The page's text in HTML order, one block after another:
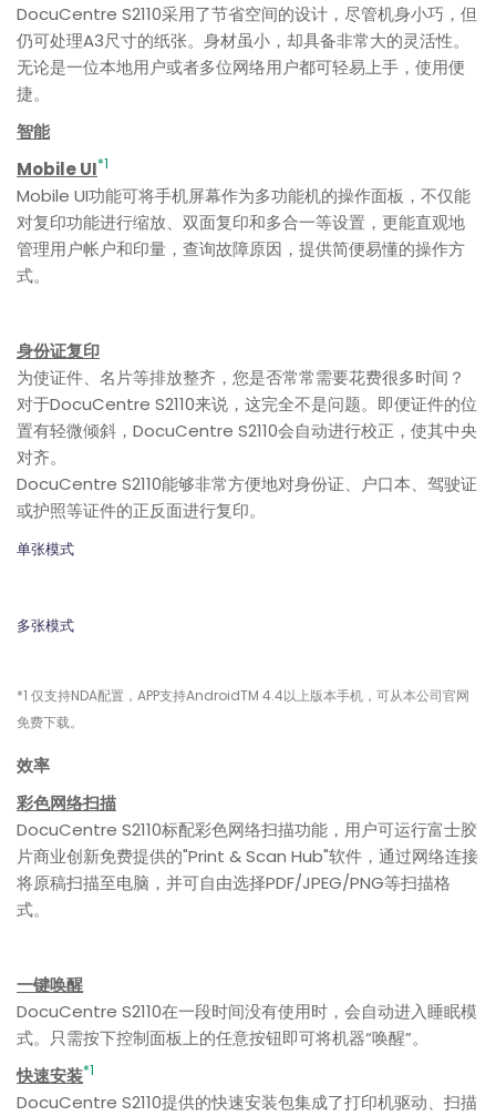
DocuCentre S2110采用了节省空间的设计，尽管机身小巧，但
仍可处理A3尺寸的纸张。身材虽小，却具备非常大的灵活性。
无论是一位本地用户或者多位网络用户都可轻易上手，使用便
捷。
智能
Mobile UI*1
Mobile UI功能可将手机屏幕作为多功能机的操作面板，不仅能
对复印功能进行缩放、双面复印和多合一等设置，更能直观地
管理用户帐户和印量，查询故障原因，提供简便易懂的操作方
式。
身份证复印
为使证件、名片等排放整齐，您是否常常需要花费很多时间？
对于DocuCentre S2110来说，这完全不是问题。即便证件的位
置有轻微倾斜，DocuCentre S2110会自动进行校正，使其中央
对齐。
DocuCentre S2110能够非常方便地对身份证、户口本、驾驶证
或护照等证件的正反面进行复印。
单张模式
多张模式
*1 仅支持NDA配置，APP支持AndroidTM 4.4以上版本手机，可从本公司官网
免费下载。
效率
彩色网络扫描
DocuCentre S2110标配彩色网络扫描功能，用户可运行富士胶
片商业创新免费提供的"Print & Scan Hub"软件，通过网络连接
将原稿扫描至电脑，并可自由选择PDF/JPEG/PNG等扫描格
式。
一键唤醒
DocuCentre S2110在一段时间没有使用时，会自动进入睡眠模
式。只需按下控制面板上的任意按钮即可将机器“唤醒”。
快速安装*1
DocuCentre S2110提供的快速安装包集成了打印机驱动、扫描